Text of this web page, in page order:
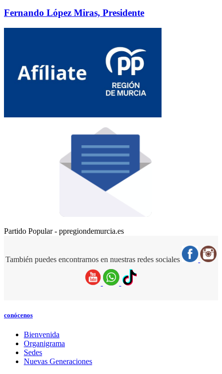
Fernando López Miras, Presidente
Partido Popular - ppregiondemurcia.es
También puedes encontrarnos en nuestras redes sociales
conócenos
Bienvenida
Organigrama
Sedes
Nuevas Generaciones